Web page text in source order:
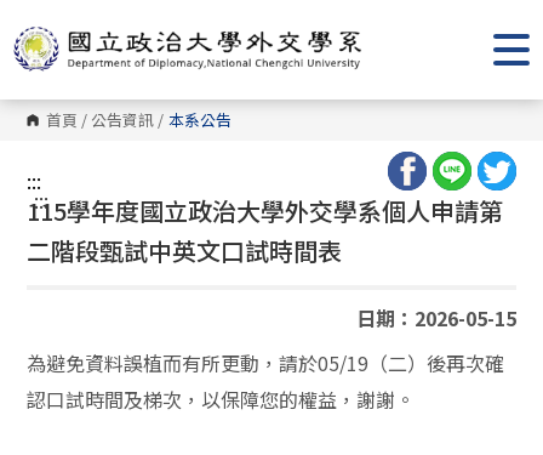
到
主
要
內
容
區 首頁 / 公告資訊 / 本系公告
:::
:::
115學年度國立政治大學外交學系個人申請第
二階段甄試中英文口試時間表
日期：2026-05-15
為避免資料誤植而有所更動，請於05/19（二）後再次確
認口試時間及梯次，以保障您的權益，謝謝。